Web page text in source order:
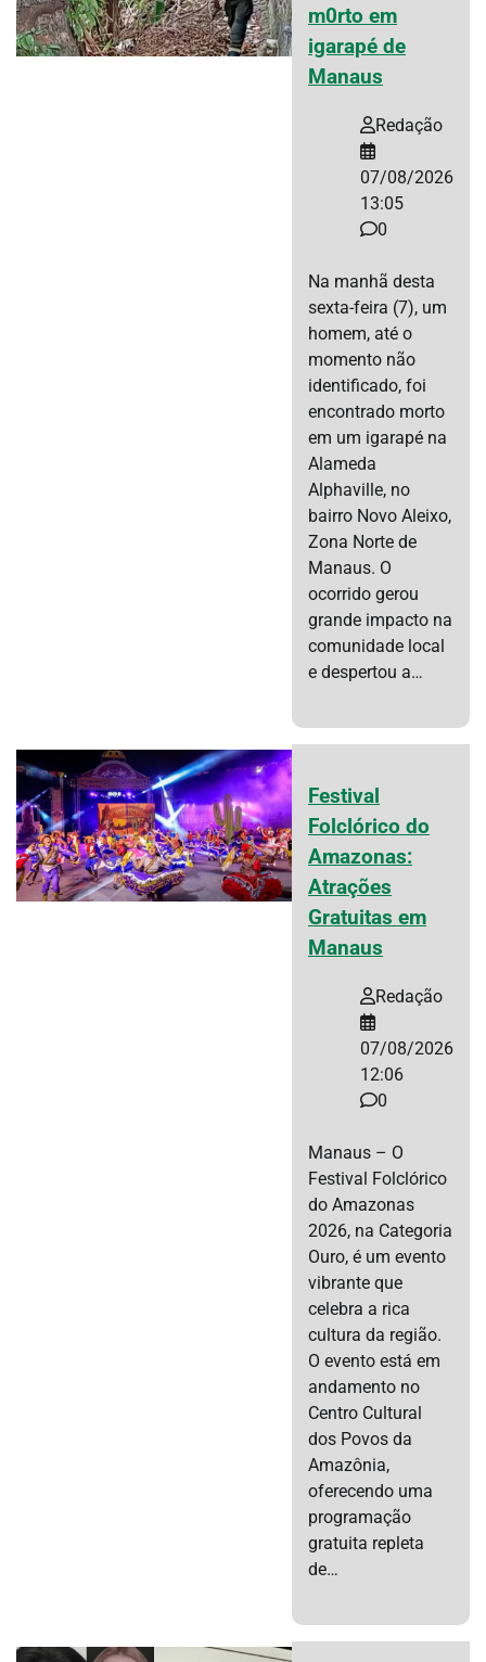
m0rto em
igarapé de
Manaus
Redação
07/08/2026
13:05
0
Na manhã desta
sexta-feira (7), um
homem, até o
momento não
identificado, foi
encontrado morto
em um igarapé na
Alameda
Alphaville, no
bairro Novo Aleixo,
Zona Norte de
Manaus. O
ocorrido gerou
grande impacto na
comunidade local
e despertou a…
Festival
Folclórico do
Amazonas:
Atrações
Gratuitas em
Manaus
Redação
07/08/2026
12:06
0
Manaus – O
Festival Folclórico
do Amazonas
2026, na Categoria
Ouro, é um evento
vibrante que
celebra a rica
cultura da região.
O evento está em
andamento no
Centro Cultural
dos Povos da
Amazônia,
oferecendo uma
programação
gratuita repleta
de…